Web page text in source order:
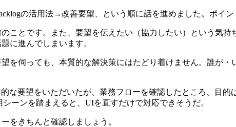
の活用法→改善要望、という順に話を進めました。ポイン
ことです。また、要望を伝えたい（協力したい）という気
に進んでしまいます。
を伺っても、本質的な解決策にはたどり着けません。誰が・
な要望をいただいたが、業務フローを確認したところ、目的
ーンを踏まえると、UIを直すだけで対応できそうだ。
をきちんと確認しましょう。